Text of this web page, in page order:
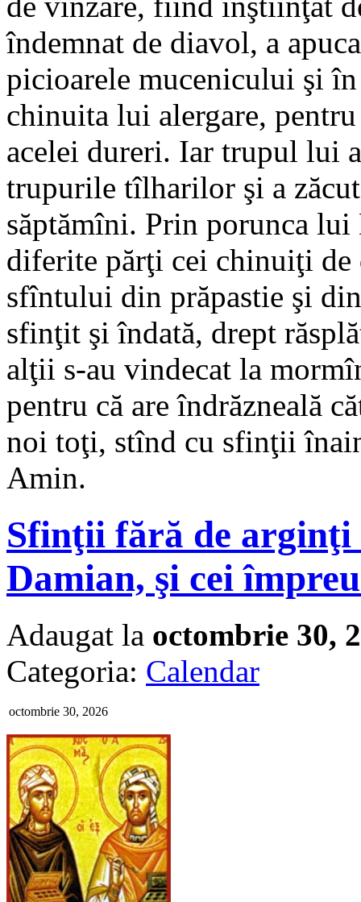
îndemnat de diavol, a
picioarele mucenicului şi
chinuita lui alergare,
acelei dureri. Iar trupul lui
trupurile tîlharilor şi a
săptămîni. Prin porunca
diferite părţi cei chinuiţi de
sfîntului din prăpastie şi
sfinţit şi îndată, drept
alţii s-au vindecat la
pentru că are îndrăzneală
noi toţi, stînd cu sfinţii
Amin.
Sfinţii fără de arginţi
Damian, şi cei
Adaugat la octombrie 30,
Categoria: Calendar
octombrie 30, 2026